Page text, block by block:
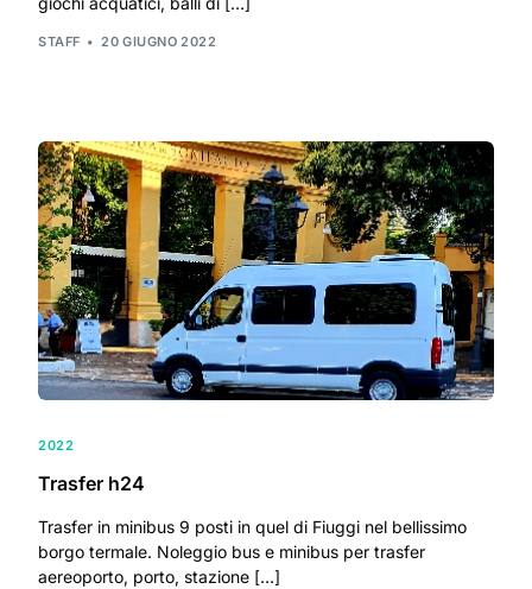
STAFF 20 GIUGNO 2022
2022
Trasfer h24
Trasfer in minibus 9 posti in quel di Fiuggi nel bellissimo
borgo termale. Noleggio bus e minibus per trasfer
aereoporto, porto, stazione […]